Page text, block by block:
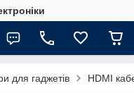
для гаджетів HDMI